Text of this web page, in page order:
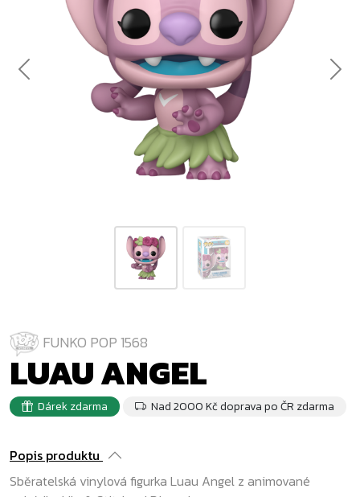
Previous
FUNKO POP 1568
LUAU ANGEL
Dárek zdarma Nad 2000 Kč doprava po ČR zdarma
Popis produktu
Sběratelská vinylová figurka Luau Angel z animované